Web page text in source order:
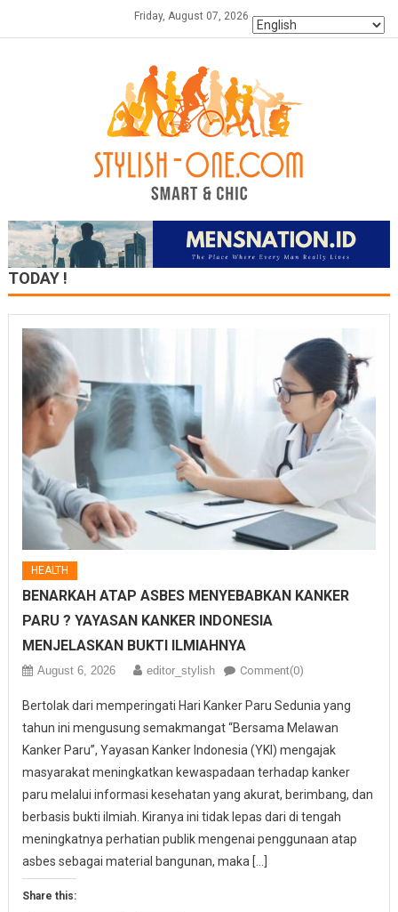
Friday, August 07, 2026
TODAY !
HEALTH
BENARKAH ATAP ASBES MENYEBABKAN KANKER
PARU ? YAYASAN KANKER INDONESIA
MENJELASKAN BUKTI ILMIAHNYA
August 6, 2026 editor_stylish Comment(0)
Bertolak dari memperingati Hari Kanker Paru Sedunia yang
tahun ini mengusung semakmangat “Bersama Melawan
Kanker Paru”, Yayasan Kanker Indonesia (YKI) mengajak
masyarakat meningkatkan kewaspadaan terhadap kanker
paru melalui informasi kesehatan yang akurat, berimbang, dan
berbasis bukti ilmiah. Kiranya ini tidak lepas dari di tengah
meningkatnya perhatian publik mengenai penggunaan atap
asbes sebagai material bangunan, maka […]
Share this: